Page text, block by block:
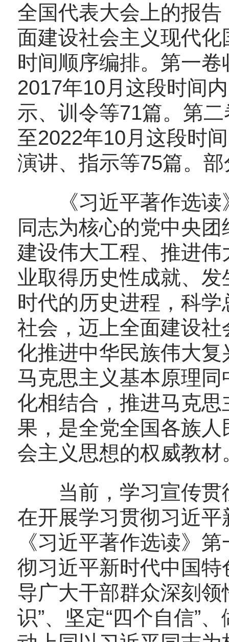
全国代表大会上的报
面建设社会主义现代
时间顺序编排。第一
2017年10月这段时间
示、训令等71篇。第
至2022年10月这段时
演讲、指示等75篇。
《习近平著作选读
同志为核心的党中央
建设伟大工程、推进
业取得历史性成就、
时代的历史进程，科
社会，迈上全面建设
化推进中华民族伟大
马克思主义基本原理
化相结合，推进马克
果，是全党全国各族
会主义思想的权威教材
当前，学习宣传贯
在开展学习贯彻习近
《习近平著作选读》
彻习近平新时代中国
导广大干部群众深刻领
识”、坚定“四个自信”、